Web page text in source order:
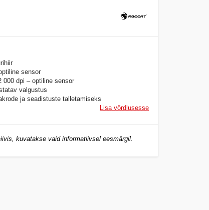
sensor
000 dpi – optiline sensor
valgustus
ja seadistuste talletamiseks
Lisa võrdlusesse
kuvatakse vaid informatiivsel eesmärgil.